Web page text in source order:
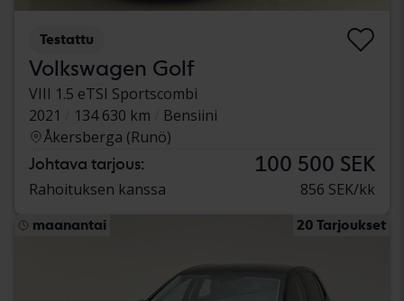
Testattu
Volkswagen Golf
VIII 1.5 eTSI Sportscombi
2021
134 630 km
Bensiini
Åkersberga (Runö)
Johtava tarjous: 100 500 SEK
Rahoituksen kanssa 856 SEK/kk
maanantai 20 Tarjoukset